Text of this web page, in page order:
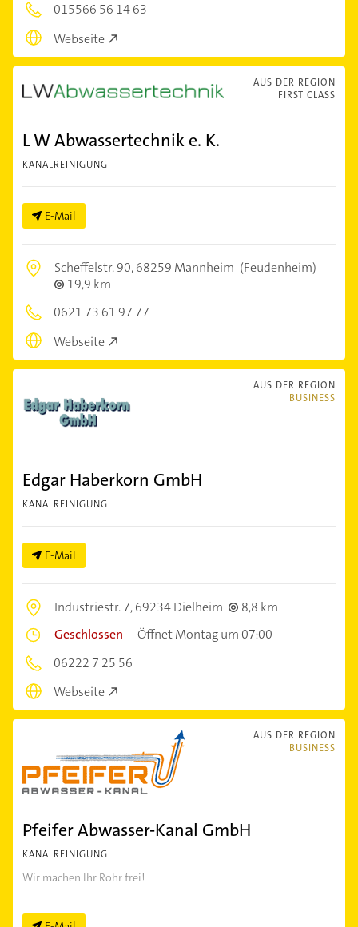
015566 56 14 63
Webseite
AUS DER REGION
FIRST CLASS
L W Abwassertechnik e. K.
KANALREINIGUNG
E-Mail
Scheffelstr. 90,68259 Mannheim (Feudenheim)
19,9 km
0621 73 61 97 77
Webseite
AUS DER REGION
BUSINESS
Edgar Haberkorn GmbH
KANALREINIGUNG
E-Mail
Industriestr. 7,69234 Dielheim
8,8 km
Geschlossen –Öffnet Montag um 07:00
06222 7 25 56
Webseite
AUS DER REGION
BUSINESS
Pfeifer Abwasser-Kanal GmbH
KANALREINIGUNG
Wir machen Ihr Rohr frei!